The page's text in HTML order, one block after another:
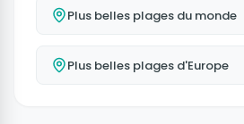
Plus belles plages du monde
Plus belles plages d'Europe